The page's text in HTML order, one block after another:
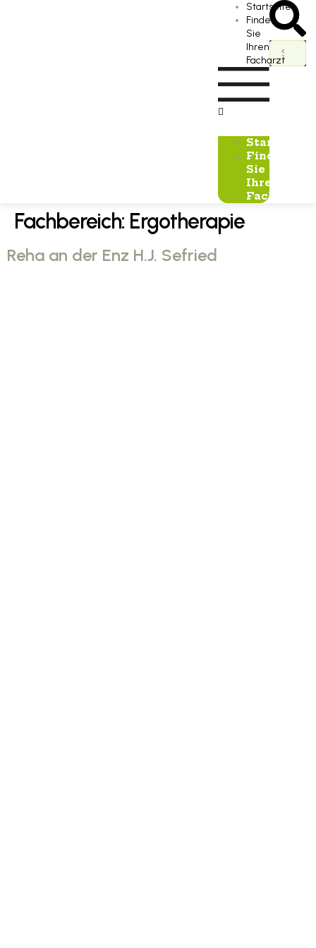
Startseite
Finden
Sie
Ihren
Facharzt
Startseite
Finden
Sie
Ihren
Facharzt
Fachbereich: Ergotherapie
Reha an der Enz H.J. Sefried